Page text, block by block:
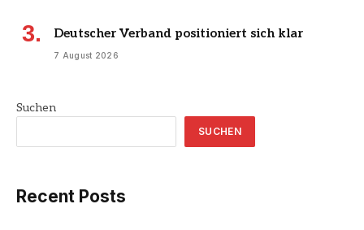
Deutscher Verband positioniert sich klar
7 August 2026
Suchen
SUCHEN
Recent Posts